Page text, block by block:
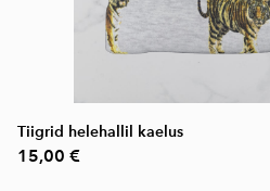
Tiigrid helehallil kaelus
15,00 €